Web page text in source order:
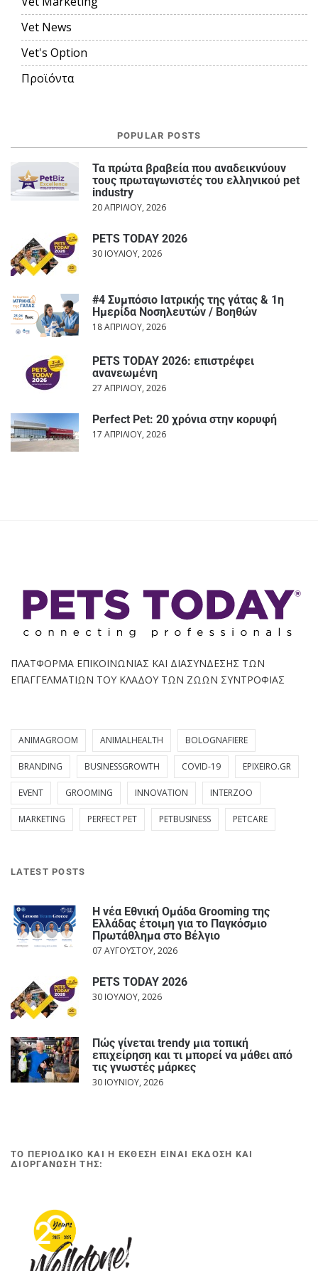
Vet News
Vet's Option
Προϊόντα
POPULAR POSTS
Τα πρώτα βραβεία που αναδεικνύουν
τους πρωταγωνιστές του ελληνικού pet
industry
20 ΑΠΡΙΛΊΟΥ, 2026
PETS TODAY 2026
30 ΙΟΥΛΊΟΥ, 2026
#4 Συμπόσιο Ιατρικής της γάτας & 1η
Ημερίδα Νοσηλευτών / Βοηθών
18 ΑΠΡΙΛΊΟΥ, 2026
PETS TODAY 2026: επιστρέφει
ανανεωμένη
27 ΑΠΡΙΛΊΟΥ, 2026
Perfect Pet: 20 χρόνια στην κορυφή
17 ΑΠΡΙΛΊΟΥ, 2026
ΠΛΑΤΦΟΡΜΑ ΕΠΙΚΟΙΝΩΝΙΑΣ ΚΑΙ ΔΙΑΣΥΝΔΕΣΗΣ ΤΩΝ
ΕΠΑΓΓΕΛΜΑΤΙΩΝ ΤΟΥ ΚΛΑΔΟΥ ΤΩΝ ΖΩΩΝ ΣΥΝΤΡΟΦΙΑΣ
ANIMAGROOM ANIMALHEALTH BOLOGNAFIERE
BRANDING BUSINESSGROWTH COVID-19 EPIXEIRO.GR
EVENT GROOMING INNOVATION INTERZOO
MARKETING PERFECT PET PETBUSINESS PETCARE
LATEST POSTS
Η νέα Εθνική Ομάδα Grooming της
Ελλάδας έτοιμη για το Παγκόσμιο
Πρωτάθλημα στο Βέλγιο
07 ΑΥΓΟΎΣΤΟΥ, 2026
PETS TODAY 2026
30 ΙΟΥΛΊΟΥ, 2026
Πώς γίνεται trendy μια τοπική
επιχείρηση και τι μπορεί να μάθει από
τις γνωστές μάρκες
30 ΙΟΥΝΊΟΥ, 2026
ΤΟ ΠΕΡΙΟΔΙΚΟ ΚΑΙ Η ΕΚΘΕΣΗ ΕΙΝΑΙ ΕΚΔΟΣΗ ΚΑΙ
ΔΙΟΡΓΑΝΩΣΗ ΤΗΣ: